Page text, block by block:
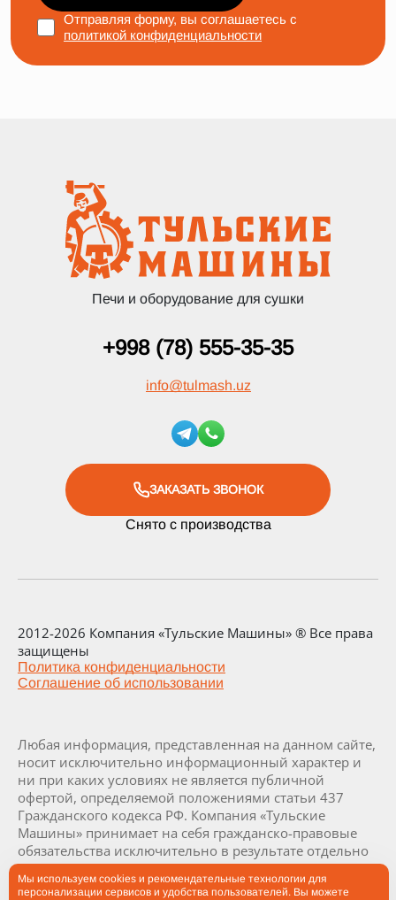
Отправляя форму, вы соглашаетесь с
политикой конфиденциальности
Печи и оборудование для сушки
+998 (78) 555-35-35
info@tulmash.uz
ЗАКАЗАТЬ ЗВОНОК
Снято с производства
2012-2026 Компания «Тульские Машины» ® Все права
защищены
Политика конфиденциальности
Соглашение об использовании
Любая информация, представленная на данном сайте,
носит исключительно информационный характер и
ни при каких условиях не является публичной
офертой, определяемой положениями статьи 437
Гражданского кодекса РФ. Компания «Тульские
Машины» принимает на себя гражданско-правовые
обязательства исключительно в результате отдельно
и специально совершенных сделок. Визуализация и
комплектация заводов и их составляющих являются
Мы используем cookies и рекомендательные технологии для
персонализации сервисов и удобства пользователей. Вы можете